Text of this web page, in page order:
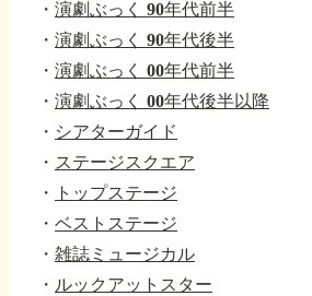
・ 演劇ぶっく 90年代前半
・ 演劇ぶっく 90年代後半
・ 演劇ぶっく 00年代前半
・ 演劇ぶっく 00年代後半以降
・ シアターガイド
・ ステージスクエア
・
トップステージ
・ ベストステージ
・ 雑誌ミュージカル
・ ルックアットスター